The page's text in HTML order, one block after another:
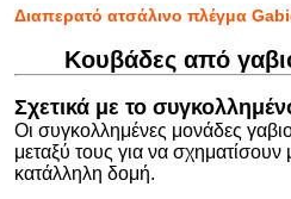
Διαπερατό ατσάλινο πλέγμα
Κουβάδες από
Σχετικά με το
Οι συγκολλημένες μονάδες
μεταξύ τους για να σχηματίσουν
κατάλληλη δομή.